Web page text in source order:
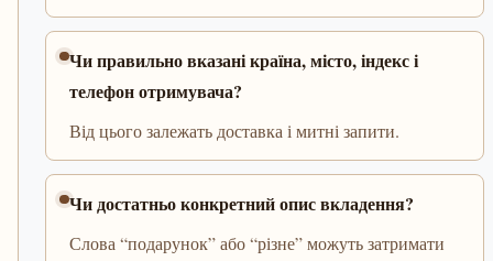
Чи правильно вказані країна, місто, індекс і
телефон отримувача?
Від цього залежать доставка і митні запити.
Чи достатньо конкретний опис вкладення?
Слова “подарунок” або “різне” можуть затримати